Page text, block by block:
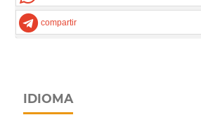
compartir
IDIOMA